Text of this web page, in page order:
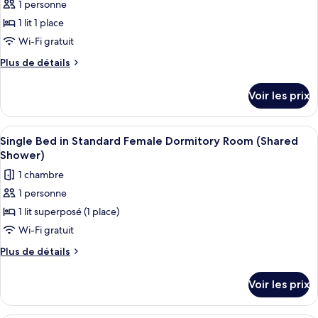
+
1
Child)
(2
Adults
1
photos
pour
ce
type
de
Dortoir
Partagé
Standard,
hommes
uniquement
1 personne
1 lit 1 place
Wi-Fi gratuit
Plus de détails
Plus
le
type
de
chambre
Partagé
Standard,
hommes
uniquement
Voir les prix
Afficher
toutes
les
photos
pour
ce
type
de
Bed
in
Une petite pièce, de taille modeste,
1
Single Bed in Standard Female Dormitory Room (Shared
Shower)
1 chambre
1 personne
1 lit superposé (1 place)
Wi-Fi gratuit
Plus de détails
Plus
le
type
Voir les prix